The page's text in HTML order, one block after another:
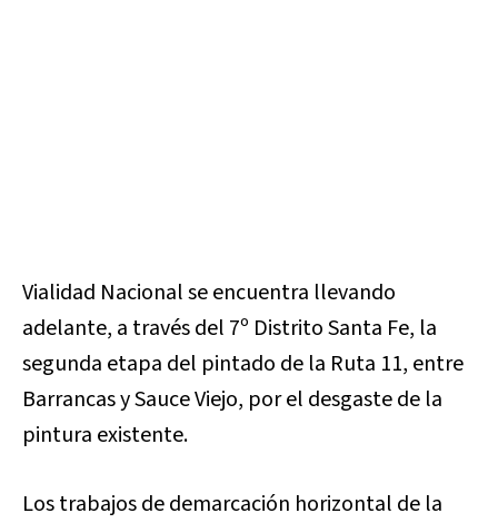
Vialidad Nacional se encuentra llevando
adelante, a través del 7º Distrito Santa Fe, la
segunda etapa del pintado de la Ruta 11, entre
Barrancas y Sauce Viejo, por el desgaste de la
pintura existente.
Los trabajos de demarcación horizontal de la